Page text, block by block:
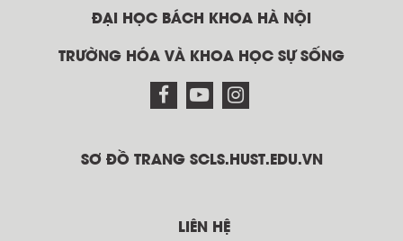
ĐẠI HỌC BÁCH KHOA HÀ NỘI
TRƯỜNG HÓA VÀ KHOA HỌC SỰ SỐNG
SƠ ĐỒ TRANG SCLS.HUST.EDU.VN
LIÊN HỆ